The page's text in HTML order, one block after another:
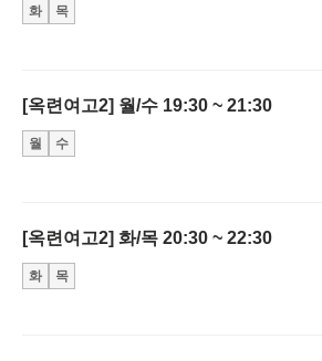
화 목
[옥련여고2] 월/수 19:30 ~ 21:30
월 수
[옥련여고2] 화/목 20:30 ~ 22:30
화 목